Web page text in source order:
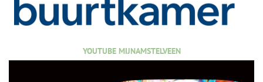
YOUTUBE MIJNAMSTELVEEN